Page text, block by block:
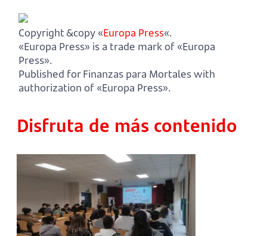
Copyright &copy «Europa Press«.
«Europa Press» is a trade mark of «Europa
Press».
Published for Finanzas para Mortales with
authorization of «Europa Press».
Disfruta de más contenido